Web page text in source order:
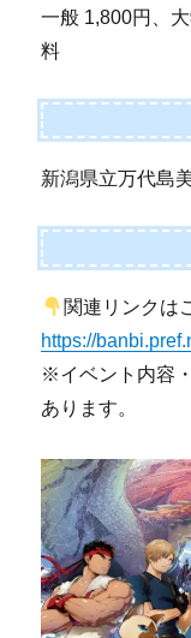
一般 1,800円、
料
新潟県立万代島
関連リンクは
https://
※イベント内容
あります。